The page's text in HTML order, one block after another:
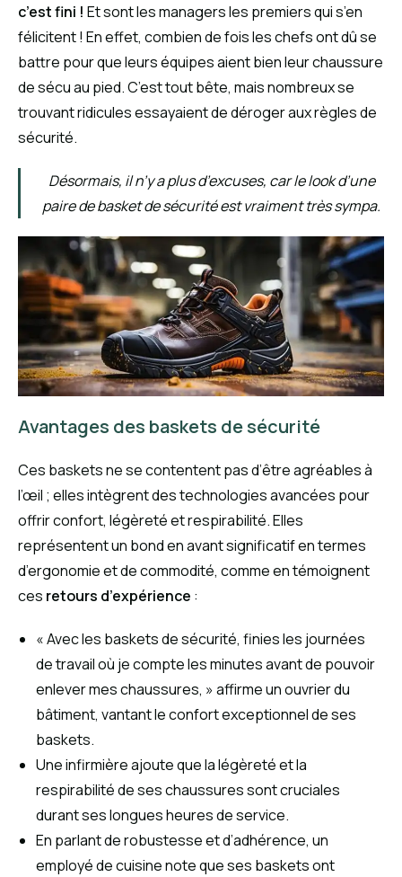
c’est fini ! Et sont les managers les premiers qui s’en
félicitent ! En effet, combien de fois les chefs ont dû se
battre pour que leurs équipes aient bien leur chaussure
de sécu au pied. C’est tout bête, mais nombreux se
trouvant ridicules essayaient de déroger aux règles de
sécurité.
Désormais, il n’y a plus d’excuses, car le look d’une
paire de basket de sécurité est vraiment très sympa.
Avantages des baskets de sécurité
Ces baskets ne se contentent pas d’être agréables à
l’œil ; elles intègrent des technologies avancées pour
offrir confort, légèreté et respirabilité. Elles
représentent un bond en avant significatif en termes
d’ergonomie et de commodité, comme en témoignent
ces retours d’expérience :
« Avec les baskets de sécurité, finies les journées
de travail où je compte les minutes avant de pouvoir
enlever mes chaussures, » affirme un ouvrier du
bâtiment, vantant le confort exceptionnel de ses
baskets.
Une infirmière ajoute que la légèreté et la
respirabilité de ses chaussures sont cruciales
durant ses longues heures de service.
En parlant de robustesse et d’adhérence, un
employé de cuisine note que ses baskets ont